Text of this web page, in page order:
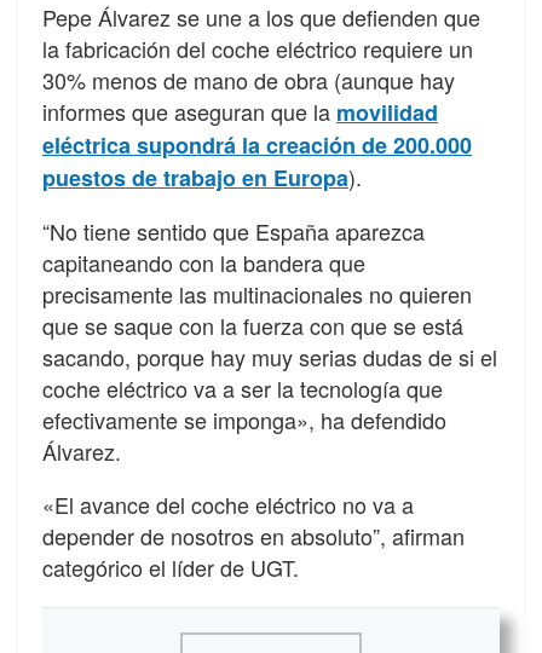
Pepe Álvarez se une a los que defienden que
la fabricación del coche eléctrico requiere un
30% menos de mano de obra (aunque hay
informes que aseguran que la movilidad
eléctrica supondrá la creación de 200.000
puestos de trabajo en Europa).
“No tiene sentido que España aparezca
capitaneando con la bandera que
precisamente las multinacionales no quieren
que se saque con la fuerza con que se está
sacando, porque hay muy serias dudas de si el
coche eléctrico va a ser la tecnología que
efectivamente se imponga», ha defendido
Álvarez.
«El avance del coche eléctrico no va a
depender de nosotros en absoluto”, afirman
categórico el líder de UGT.